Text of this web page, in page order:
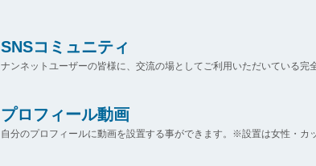
SNSコミュニティ
ナンネットユーザーの皆様に、交流の場としてご利用いただいている完
プロフィール動画
自分のプロフィールに動画を設置する事ができます。※設置は女性・カ